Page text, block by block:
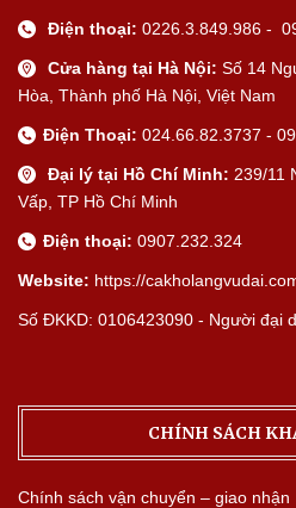
Điện thoại: 0226.3.849.986 -
Cửa hàng tại Hà Nội: Số 14
Hòa, Thành phố Hà Nội, Việt Nam
Điện Thoại: 024.66.82.3737 -
Đại lý tại Hồ Chí Minh: 239/11
Vấp, TP Hồ Chí Minh
Điện thoại: 0907.232.324
Website: https://
Số ĐKKD: 0106423090 - Người đại
CHÍNH SÁCH
Chính sách vận chuyển – giao nhận